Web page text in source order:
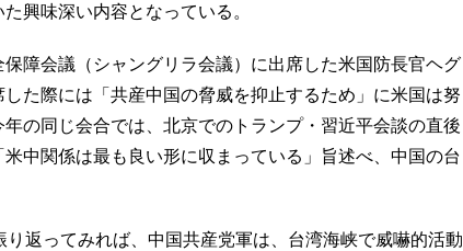
興味深い内容となっている。
障会議（シャングリラ会議）に出席した米国防長官ヘグ
た際には「共産中国の脅威を抑止するため」に米国は努
の同じ会合では、北京でのトランプ・習近平会談の直後
中関係は最も良い形に収まっている」旨述べ、中国の台
返ってみれば、中国共産党軍は、台湾海峡で威嚇的活動